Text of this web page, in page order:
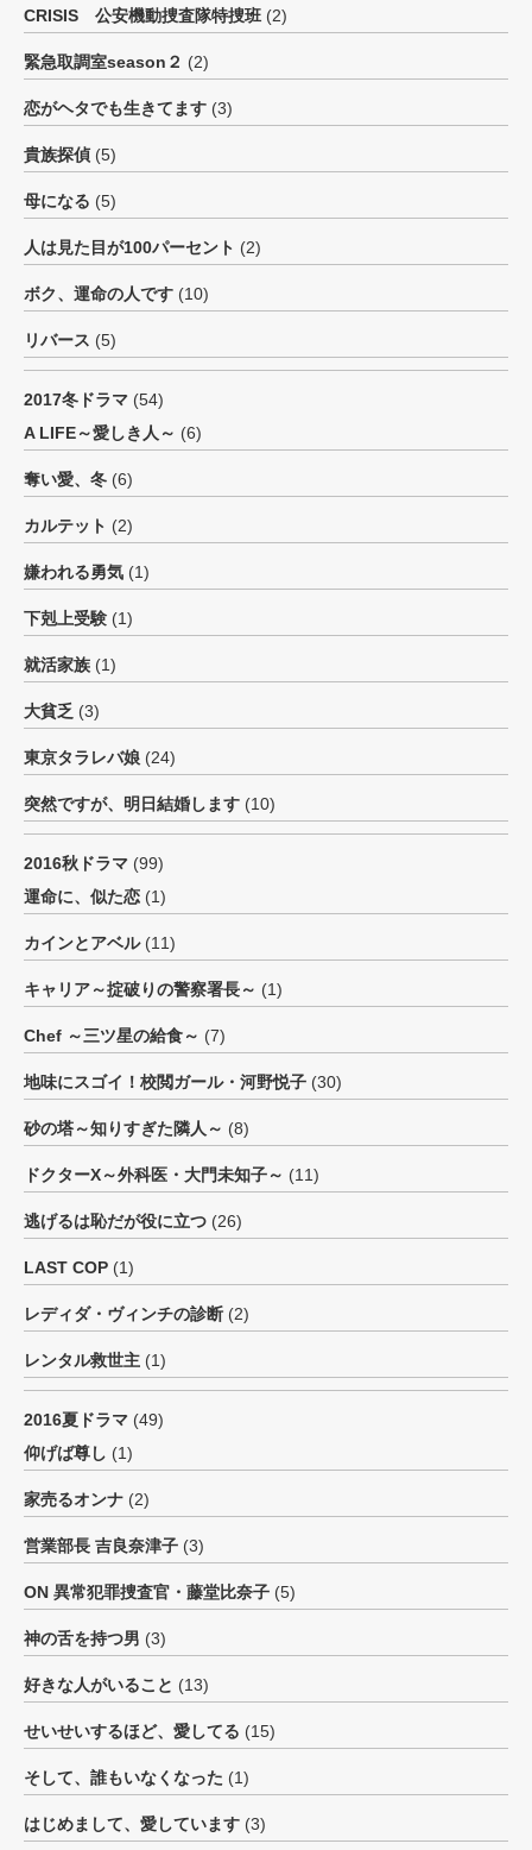
CRISIS 公安機動捜査隊特捜班 (2)
緊急取調室season２ (2)
恋がヘタでも生きてます (3)
貴族探偵 (5)
母になる (5)
人は見た目が100パーセント (2)
ボク、運命の人です (10)
リバース (5)
2017冬ドラマ (54)
A LIFE～愛しき人～ (6)
奪い愛、冬 (6)
カルテット (2)
嫌われる勇気 (1)
下剋上受験 (1)
就活家族 (1)
大貧乏 (3)
東京タラレバ娘 (24)
突然ですが、明日結婚します (10)
2016秋ドラマ (99)
運命に、似た恋 (1)
カインとアベル(11)
キャリア～掟破りの警察署長～ (1)
Chef ～三ツ星の給食～ (7)
地味にスゴイ！校閲ガール・河野悦子 (30)
砂の塔～知りすぎた隣人～ (8)
ドクターX～外科医・大門未知子～ (11)
逃げるは恥だが役に立つ (26)
LAST COP (1)
レディダ・ヴィンチの診断 (2)
レンタル救世主 (1)
2016夏ドラマ (49)
仰げば尊し (1)
家売るオンナ (2)
営業部長 吉良奈津子 (3)
ON 異常犯罪捜査官・藤堂比奈子 (5)
神の舌を持つ男 (3)
好きな人がいること (13)
せいせいするほど、愛してる (15)
そして、誰もいなくなった (1)
はじめまして、愛しています (3)